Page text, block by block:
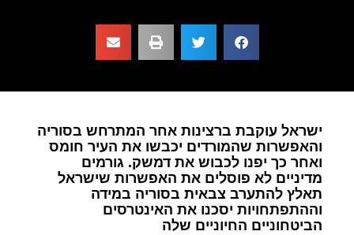
ישראל עוקבת ברצינות אחר המתרחש בסוריה
והאפשרות שהמורדים יכבשו את העיר חומס
ואחר כך יפנו לכבוש את דמשק. גורמים
מדיניים לא פוסלים את האפשרות שישראל
תאלץ להתערב צבאית בסוריה במידה
וההתפתחויות יסכנו את האינטרסים
הביטחוניים החיוניים שלה